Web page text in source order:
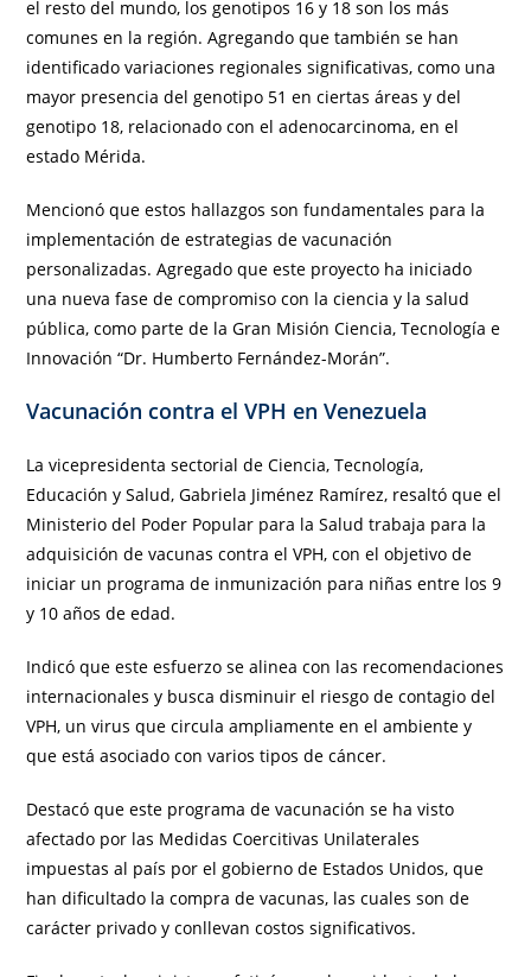
el resto del mundo, los genotipos 16 y 18 son los más
comunes en la región. Agregando que también se han
identificado variaciones regionales significativas, como una
mayor presencia del genotipo 51 en ciertas áreas y del
genotipo 18, relacionado con el adenocarcinoma, en el
estado Mérida.
Mencionó que estos hallazgos son fundamentales para la
implementación de estrategias de vacunación
personalizadas. Agregado que este proyecto ha iniciado
una nueva fase de compromiso con la ciencia y la salud
pública, como parte de la Gran Misión Ciencia, Tecnología e
Innovación “Dr. Humberto Fernández-Morán”.
Vacunación contra el VPH en Venezuela
La vicepresidenta sectorial de Ciencia, Tecnología,
Educación y Salud, Gabriela Jiménez Ramírez, resaltó que el
Ministerio del Poder Popular para la Salud trabaja para la
adquisición de vacunas contra el VPH, con el objetivo de
iniciar un programa de inmunización para niñas entre los 9
y 10 años de edad.
Indicó que este esfuerzo se alinea con las recomendaciones
internacionales y busca disminuir el riesgo de contagio del
VPH, un virus que circula ampliamente en el ambiente y
que está asociado con varios tipos de cáncer.
Destacó que este programa de vacunación se ha visto
afectado por las Medidas Coercitivas Unilaterales
impuestas al país por el gobierno de Estados Unidos, que
han dificultado la compra de vacunas, las cuales son de
carácter privado y conllevan costos significativos.